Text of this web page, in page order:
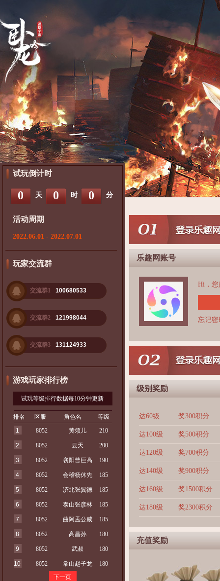
试玩倒计时
0 天 0 时 0 分
活动周期
2022.06.01 - 2022.07.01
玩家交流群
交流群1 100680533
交流群2 121998044
交流群3 131124933
游戏玩家排行榜
试玩等级排行数据每10分钟更新
排名 区服 角色名
等级
1
8052 黄须儿 210
2 8052 云天 200
3 8052 襄阳曹巨高 190
4 8052 会稽杨休先 185
5 8052 济北张翼德 185
6 8052 泰山张彦林 185
7 8052 曲阿孟公威 185
8 8052 高昌孙 180
9 8052 武叔 180
10 8052 常山赵子龙
180
下一页
乐趣网账号
Hi，您
忘记密
级别奖励
达60级 奖300积分
达100级 奖500积分
达120级 奖700积分
达140级 奖900积分
达160级 奖1500积分
达180级 奖2300积分
充值奖励